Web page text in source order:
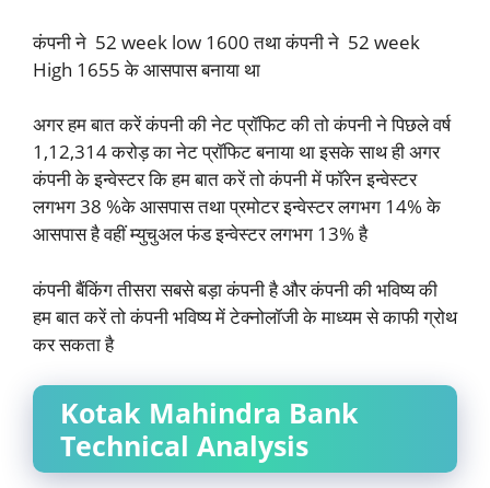
कंपनी ने 52 week low 1600 तथा कंपनी ने 52 week
High 1655 के आसपास बनाया था
अगर हम बात करें कंपनी की नेट प्रॉफिट की तो कंपनी ने पिछले वर्ष
1,12,314 करोड़ का नेट प्रॉफिट बनाया था इसके साथ ही अगर
कंपनी के इन्वेस्टर कि हम बात करें तो कंपनी में फॉरेन इन्वेस्टर
लगभग 38 %के आसपास तथा प्रमोटर इन्वेस्टर लगभग 14% के
आसपास है वहीं म्युचुअल फंड इन्वेस्टर लगभग 13% है
कंपनी बैंकिंग तीसरा सबसे बड़ा कंपनी है और कंपनी की भविष्य की
हम बात करें तो कंपनी भविष्य में टेक्नोलॉजी के माध्यम से काफी ग्रोथ
कर सकता है
Kotak Mahindra Bank
Technical Analysis